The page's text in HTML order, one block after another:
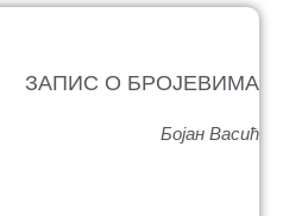
ЗАПИС О БРОЈЕВИМА
Бојан Васић